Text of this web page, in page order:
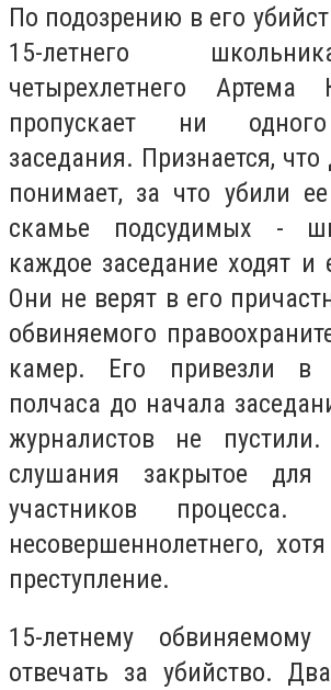
По подозрению в его
15-летнего
четырехлетнего Артема
пропускает ни
заседания. Признается,
понимает, за что убили
скамье подсудимых -
каждое заседание ходят и
Они не верят в его
обвиняемого
камер. Его привезли в
полчаса до начала
журналистов не
слушания закрытое для
участников процесса.
несовершеннолетнего,
преступление.
15-летнему
отвечать за убийство.